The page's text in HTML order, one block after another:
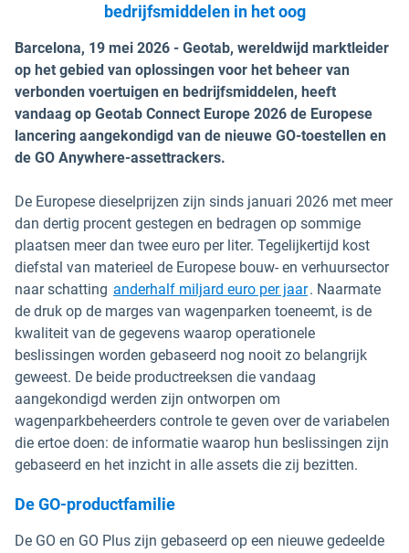
bedrijfsmiddelen in het oog
Barcelona, 19 mei 2026 - Geotab, wereldwijd marktleider
op het gebied van oplossingen voor het beheer van
verbonden voertuigen en bedrijfsmiddelen, heeft
vandaag op Geotab Connect Europe 2026 de Europese
lancering aangekondigd van de nieuwe GO-toestellen en
de GO Anywhere-assettrackers.
De Europese dieselprijzen zijn sinds januari 2026 met meer
dan dertig procent gestegen en bedragen op sommige
plaatsen meer dan twee euro per liter. Tegelijkertijd kost
diefstal van materieel de Europese bouw- en verhuursector
naar schatting anderhalf miljard euro per jaarOpenen in een
. Naarmate
de druk op de marges van wagenparken toeneemt, is de
kwaliteit van de gegevens waarop operationele
beslissingen worden gebaseerd nog nooit zo belangrijk
geweest. De beide productreeksen die vandaag
aangekondigd werden zijn ontworpen om
wagenparkbeheerders controle te geven over de variabelen
die ertoe doen: de informatie waarop hun beslissingen zijn
gebaseerd en het inzicht in alle assets die zij bezitten.
De GO-productfamilie
De GO en GO Plus zijn gebaseerd op een nieuwe gedeelde